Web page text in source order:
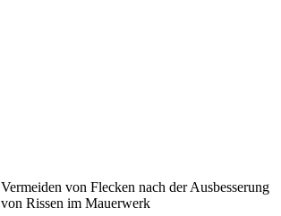
Vermeiden von Flecken nach der Ausbesserung
von Rissen im Mauerwerk